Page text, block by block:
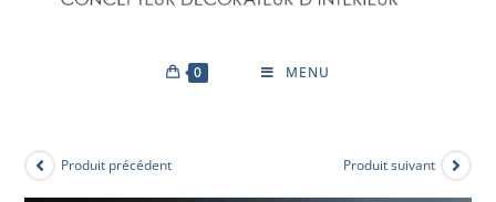
0 MENU
Produit précédent Produit suivant